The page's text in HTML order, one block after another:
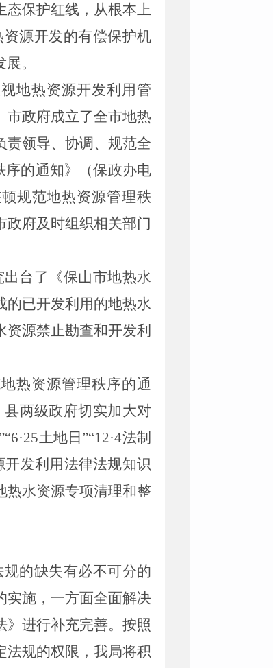
态保护红线，从根本上
源开发的有偿保护机
。
地热资源开发利用管
市政府成立了全市地热
责领导、协调、规范全
序的通知》（保政办电
规范地热资源管理秩
政府及时组织相关部门
台了《保山市地热水
的已开发利用的地热水
源禁止勘查和开发利
热资源管理秩序的通
两级政府切实加大对
6·25土地日”“12·4法制
发利用法律法规知识
热水资源专项清理和整
的缺失有必不可分的
实施，一方面全面解决
》进行补充完善。按照
法规的权限，我局将积